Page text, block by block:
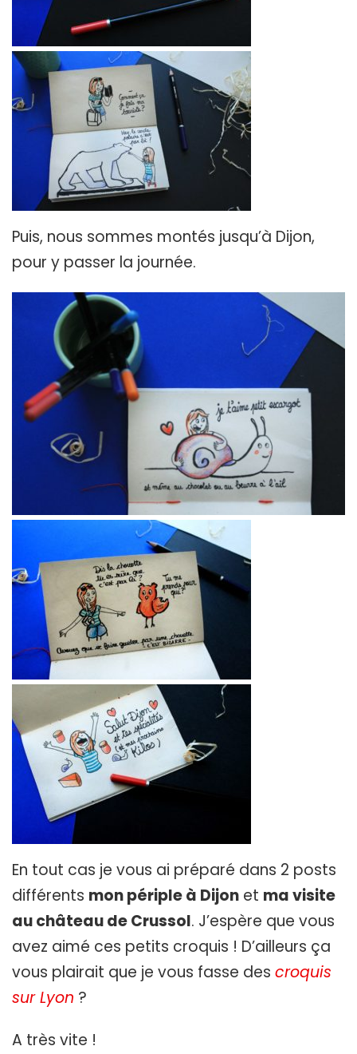
Puis, nous sommes montés jusqu’à Dijon,
pour y passer la journée.
En tout cas je vous ai préparé dans 2 posts
différents mon périple à Dijon et ma visite
au château de Crussol. J’espère que vous
avez aimé ces petits croquis ! D’ailleurs ça
vous plairait que je vous fasse des croquis
sur Lyon ?
A très vite !